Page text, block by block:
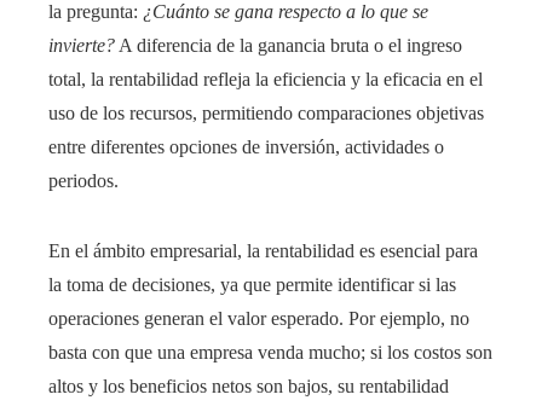
la pregunta: ¿Cuánto se gana respecto a lo que se
invierte? A diferencia de la ganancia bruta o el ingreso
total, la rentabilidad refleja la eficiencia y la eficacia en el
uso de los recursos, permitiendo comparaciones objetivas
entre diferentes opciones de inversión, actividades o
periodos.
En el ámbito empresarial, la rentabilidad es esencial para
la toma de decisiones, ya que permite identificar si las
operaciones generan el valor esperado. Por ejemplo, no
basta con que una empresa venda mucho; si los costos son
altos y los beneficios netos son bajos, su rentabilidad